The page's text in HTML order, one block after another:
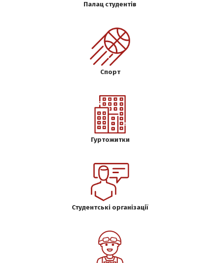
Палац студентів
Спорт
Гуртожитки
Студентські організації